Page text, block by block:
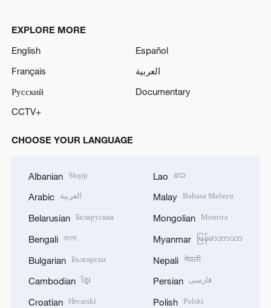
EXPLORE MORE
English
Español
Français
العربية
Русский
Documentary
CCTV+
CHOOSE YOUR LANGUAGE
Albanian Shqip
Arabic العربية
Belarusian Беларуская
Bengali বাংলা
Bulgarian Български
Cambodian ខ្មែរ
Croatian Hrvatski
Lao ລາວ
Malay Bahasa Melayu
Mongolian Монгол
Myanmar မြန်မာဘာသာ
Nepali नेपाली
Persian فارسی
Polish Polski